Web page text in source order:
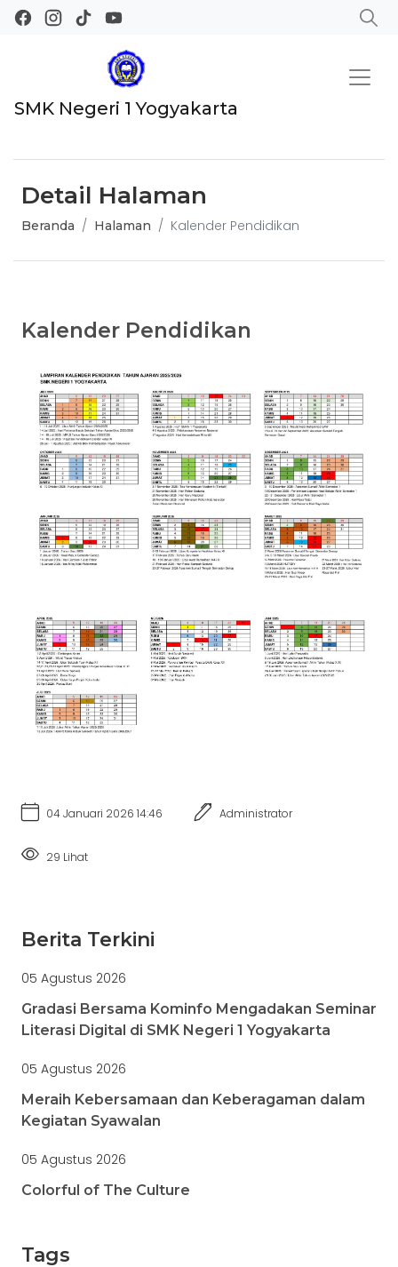
SMK Negeri 1 Yogyakarta
Detail Halaman
Beranda Halaman Kalender Pendidikan
Kalender Pendidikan
04 Januari 2026 14:46 Administrator
29 Lihat
Berita Terkini
05 Agustus 2026
Gradasi Bersama Kominfo Mengadakan Seminar
Literasi Digital di SMK Negeri 1 Yogyakarta
05 Agustus 2026
Meraih Kebersamaan dan Keberagaman dalam
Kegiatan Syawalan
05 Agustus 2026
Colorful of The Culture
Tags